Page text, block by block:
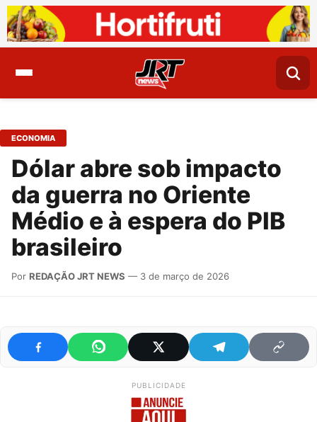
ECONOMIA
Dólar abre sob impacto
da guerra no Oriente
Médio e à espera do PIB
brasileiro
Por REDAÇÃO JRT NEWS — 3 de março de 2026
PUBLICIDADE